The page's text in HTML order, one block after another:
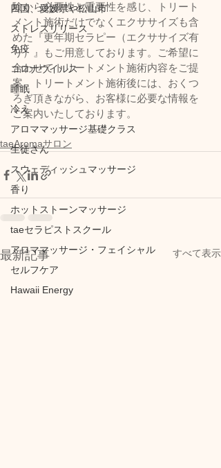
四国、愛媛県や松山市
ストレスリリース
免疫
コロナウイルス
睡眠
冷え
アロママッサージ基礎クラス
生徒さん
スウェディッシュマッサージ
香り
ホットストーンマッサージ
taeセラピストスクール
アロママッサージ・フェイシャル
セルフケア
Hawaii Energy
験から必要性と重要性を感じ、トリート
メント施術だけでなくエクササイズも含
めた『更年期セラピー（エクササイズ有
り）』もご用意しております。ご希望に
合わせてトリートメント施術内容をご提
案。トリートメント施術後には、おくつ
ろぎ頂きながら、お客様に必要な情報を
ご案内いたしております。
taeAromaサロン
最新記事 すべて表示